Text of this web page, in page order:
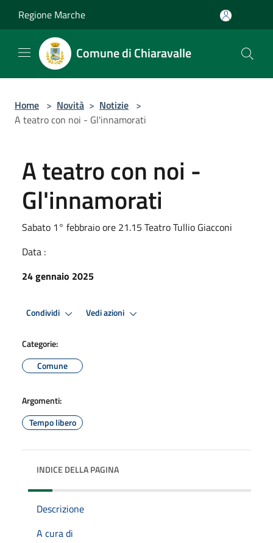
Regione Marche
Comune di Chiaravalle
Home > Novità > Notizie >
A teatro con noi - Gl'innamorati
A teatro con noi -
Gl'innamorati
Sabato 1° febbraio ore 21.15 Teatro Tullio Giacconi
Data :
24 gennaio 2025
Condividi Vedi azioni
Categorie:
Comune
Argomenti:
Tempo libero
INDICE DELLA PAGINA
Descrizione
A cura di